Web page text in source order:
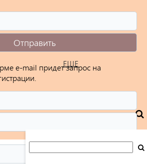
ЕЩЕ
/
e-mail придет запрос на